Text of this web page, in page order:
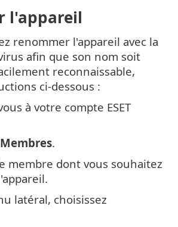
l'appareil
renommer l'appareil avec la
afin que son nom soit
reconnaissable,
ci-dessous :
à votre compte ESET
Membres.
membre dont vous souhaitez
latéral, choisissez